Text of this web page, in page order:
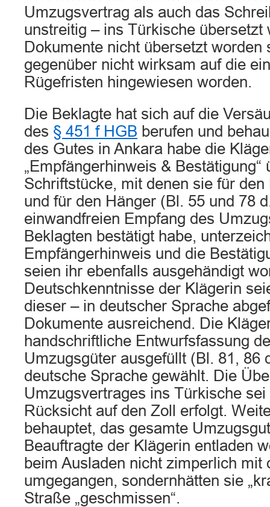
Umzugsvertrag als auch das
unstreitig – ins Türkische übersetzt
Dokumente nicht übersetzt worden
gegenüber nicht wirksam auf die
Rügefristen hingewiesen worden.
Die Beklagte hat sich auf die
des § 451 f HGB berufen und
des Gutes in Ankara habe die
„Empfängerhinweis & Bestätigung“
Schriftstücke, mit denen sie für
und für den Hänger (Bl. 55 und 78
einwandfreien Empfang des
Beklagten bestätigt habe,
Empfängerhinweis und die
seien ihr ebenfalls ausgehändigt
Deutschkenntnisse der Klägerin
dieser – in deutscher Sprache
Dokumente ausreichend. Die
handschriftliche Entwurfsfassung
Umzugsgüter ausgefüllt (Bl. 81, 86
deutsche Sprache gewählt. Die
Umzugsvertrages ins Türkische
Rücksicht auf den Zoll erfolgt.
behauptet, das gesamte
Beauftragte der Klägerin entladen
beim Ausladen nicht zimperlich mit
umgegangen, sondernhätten sie
Straße „geschmissen“.